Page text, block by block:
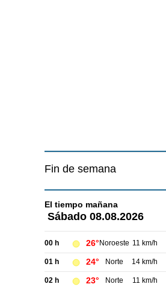
Fin de semana
El tiempo mañana
Sábado 08.08.2026
00 h 26° Noroeste 11 km/h
01 h 24° Norte 14 km/h
02 h 23° Norte 11 km/h